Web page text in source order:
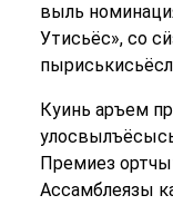
выль
Утисьёс», со
Куинь аръем
Премиез
Ассамблеязы